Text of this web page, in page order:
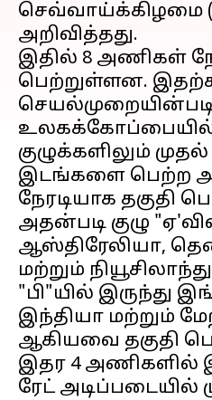
செவ்வாய்க்கிழமை
அறிவித்தது.
இதில் 8 அணிகள்
பெற்றுள்ளன.
செயல்முறையின்படி
குழுக்களிலும்
இடங்களை பெற்ற
நேரடியாக தகுதி
அதன்படி குழு
ஆஸ்திரேலியா,
மற்றும்
"பி"யில் இருந்து
இந்தியா மற்றும்
ஆகியவை தகுதி
இதர 4 அணிகளில்
ரேட்